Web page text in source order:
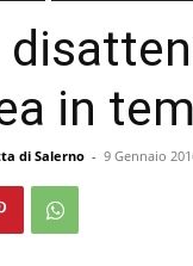
in
di Salerno - 9 Gennaio